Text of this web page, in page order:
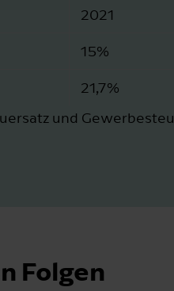
2021
15%
21,7%
und
Folgen